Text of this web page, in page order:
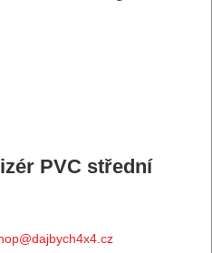
PVC střední